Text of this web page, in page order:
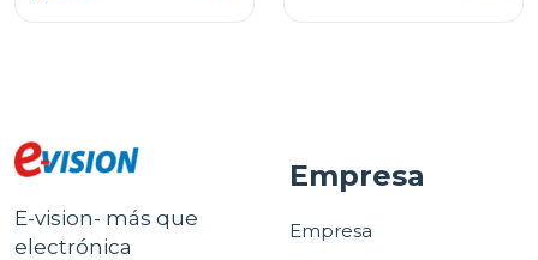
E-vision- más que
electrónica
Empresa
Empresa